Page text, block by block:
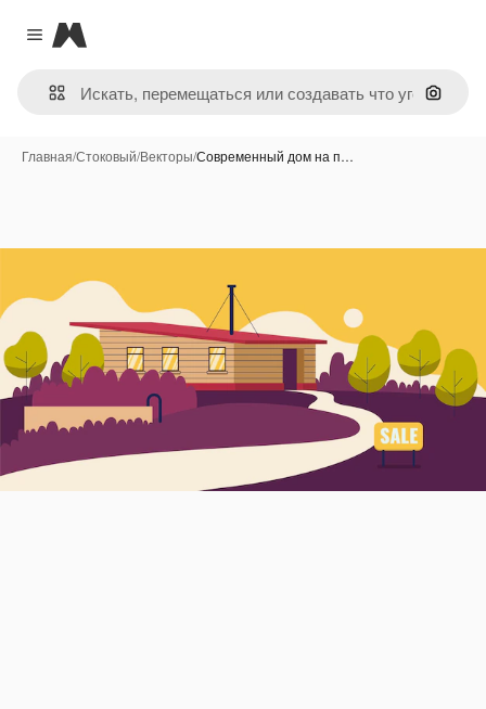
Close menu
Magnific
Поиск
Главная/Стоковый/Векторы/Современный дом на п…